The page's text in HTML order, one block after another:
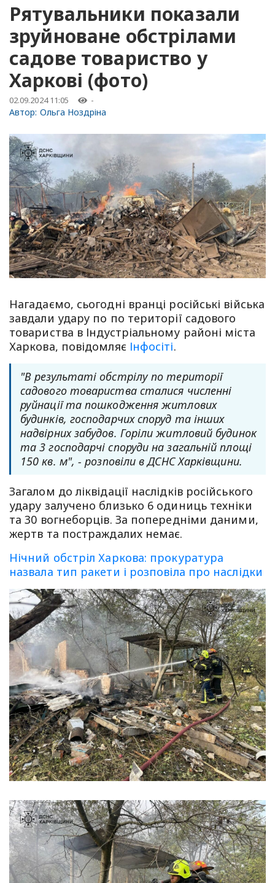
Рятувальники показали
зруйноване обстрілами
садове товариство у
Харкові (фото)
02.09.2024 11:05 -
Автор: Ольга Ноздріна
Нагадаємо, сьогодні вранці російські війська
завдали удару по по території садового
товариства в Індустріальному районі міста
Харкова, повідомляє Інфосіті.
"В результаті обстрілу по території
садового товариства сталися численні
руйнації та пошкодження житлових
будинків, господарчих споруд та інших
надвірних забудов. Горіли житловий будинок
та 3 господарчі споруди на загальній площі
150 кв. м", - розповіли в ДСНС Харківщини.
Загалом до ліквідації наслідків російського
удару залучено близько 6 одиниць техніки
та 30 вогнеборців. За попередніми даними,
жертв та постраждалих немає.
Нічний обстріл Харкова: прокуратура
назвала тип ракети і розповіла про наслідки